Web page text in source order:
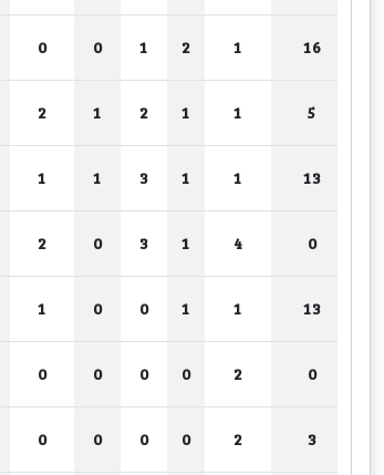
0 0 1 2 1 16
2 1 2 1 1 5
1 1 3 1 1 13
2 0 3 1 4 0
1 0 0 1 1 13
0 0 0 0 2 0
0 0 0 0 2 3